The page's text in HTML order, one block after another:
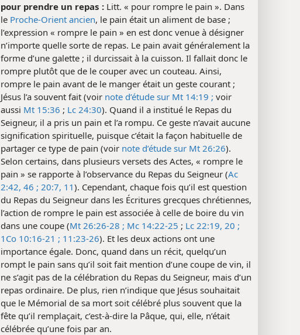
pour prendre un repas : Litt. « pour rompre le pain ». Dans
le Proche-Orient ancien, le pain était un aliment de base ;
l’expression « rompre le pain » en est donc venue à désigner
n’importe quelle sorte de repas. Le pain avait généralement la
forme d’une galette ; il durcissait à la cuisson. Il fallait donc le
rompre plutôt que de le couper avec un couteau. Ainsi,
rompre le pain avant de le manger était un geste courant ;
Jésus l’a souvent fait (voir note d’étude sur Mt 14:19 ; voir
aussi Mt 15:36 ; Lc 24:30). Quand il a institué le Repas du
Seigneur, il a pris un pain et l’a rompu. Ce geste n’avait aucune
signification spirituelle, puisque c’était la façon habituelle de
partager ce type de pain (voir note d’étude sur Mt 26:26).
Selon certains, dans plusieurs versets des Actes, « rompre le
pain » se rapporte à l’observance du Repas du Seigneur (Ac
2:42, 46 ; 20:7, 11). Cependant, chaque fois qu’il est question
du Repas du Seigneur dans les Écritures grecques chrétiennes,
l’action de rompre le pain est associée à celle de boire du vin
dans une coupe (Mt 26:26-28 ; Mc 14:22-25 ; Lc 22:19, 20 ;
1Co 10:16-21 ; 11:23-26). Et les deux actions ont une
importance égale. Donc, quand dans un récit, quelqu’un
rompt le pain sans qu’il soit fait mention d’une coupe de vin, il
ne s’agit pas de la célébration du Repas du Seigneur, mais d’un
repas ordinaire. De plus, rien n’indique que Jésus souhaitait
que le Mémorial de sa mort soit célébré plus souvent que la
fête qu’il remplaçait, c’est-à-dire la Pâque, qui, elle, n’était
célébrée qu’une fois par an.